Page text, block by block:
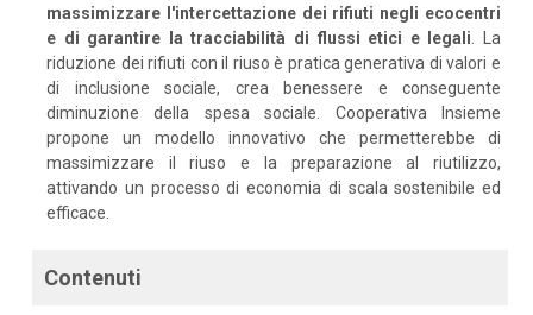
massimizzare l'intercettazione dei rifiuti negli ecocentri
e di garantire la tracciabilità di flussi etici e legali. La
riduzione dei rifiuti con il riuso è pratica generativa di valori e
di inclusione sociale, crea benessere e conseguente
diminuzione della spesa sociale. Cooperativa Insieme
propone un modello innovativo che permetterebbe di
massimizzare il riuso e la preparazione al riutilizzo,
attivando un processo di economia di scala sostenibile ed
efficace.
Contenuti